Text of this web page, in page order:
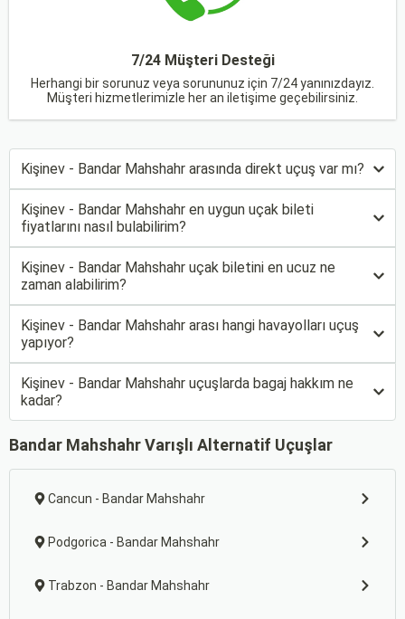
7/24 Müşteri Desteği
Herhangi bir sorunuz veya sorununuz için 7/24 yanınızdayız.
Müşteri hizmetlerimizle her an iletişime geçebilirsiniz.
Kişinev - Bandar Mahshahr arasında direkt uçuş var mı?
Kişinev - Bandar Mahshahr en uygun uçak bileti
fiyatlarını nasıl bulabilirim?
Kişinev - Bandar Mahshahr uçak biletini en ucuz ne
zaman alabilirim?
Kişinev - Bandar Mahshahr arası hangi havayolları uçuş
yapıyor?
Kişinev - Bandar Mahshahr uçuşlarda bagaj hakkım ne
kadar?
Bandar Mahshahr Varışlı Alternatif Uçuşlar
Cancun - Bandar Mahshahr
Podgorica - Bandar Mahshahr
Trabzon - Bandar Mahshahr